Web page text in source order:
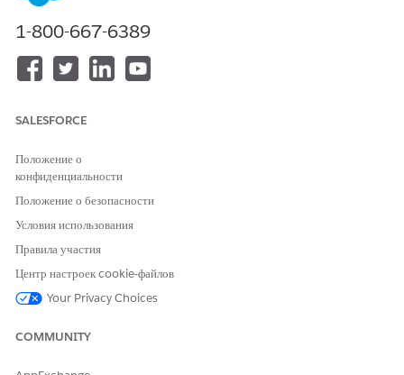
the set name to use. To delete a set, click
clickDelete.
ЭТА СТАТЬЯ РЕШИЛА ВАШУ ПРОБЛЕМУ?
1-800-667-6389
SALESFORCE
Положение о
конфиденциальности
Положение о безопасности
Условия использования
Правила участия
Центр настроек cookie-файлов
Your Privacy Choices
COMMUNITY